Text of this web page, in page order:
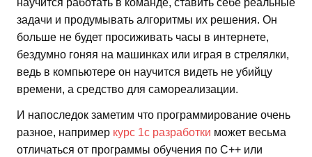
научится работать в команде, ставить себе реальные
задачи и продумывать алгоритмы их решения. Он
больше не будет просиживать часы в интернете,
бездумно гоняя на машинках или играя в стрелялки,
ведь в компьютере он научится видеть не убийцу
времени, а средство для самореализации.
И напоследок заметим что программирование очень
разное, например курс 1с разработки может весьма
отличаться от программы обучения по C++ или